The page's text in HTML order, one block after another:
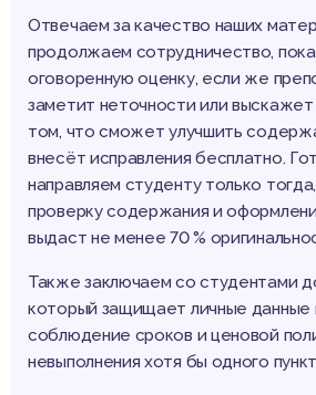
Отвечаем за качество наших
продолжаем сотрудничество,
оговоренную оценку, если же
заметит неточности или
том, что сможет улучшить
внесёт исправления бесплатно.
направляем студенту только
проверку содержания и
выдаст не менее 70 %
Также заключаем со студентами
который защищает личные данные
соблюдение сроков и ценовой
невыполнения хотя бы одного